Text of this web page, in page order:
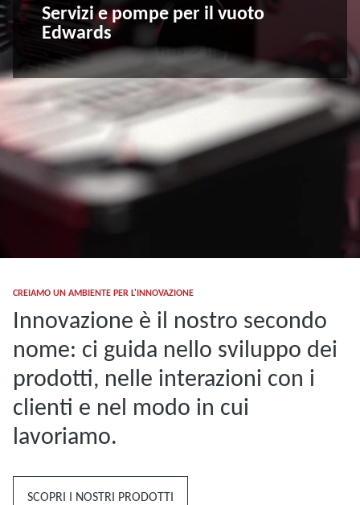
Servizi e pompe per il vuoto
Edwards
CREIAMO UN AMBIENTE PER L'INNOVAZIONE
Innovazione è il nostro secondo
nome: ci guida nello sviluppo dei
prodotti, nelle interazioni con i
clienti e nel modo in cui
lavoriamo.
SCOPRI I NOSTRI PRODOTTI